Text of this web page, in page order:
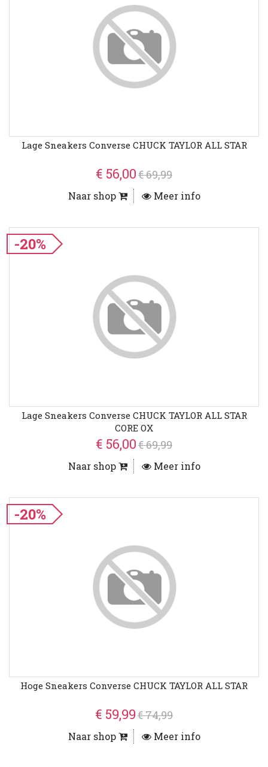
Lage Sneakers Converse CHUCK TAYLOR ALL STAR
€ 56,00€ 69,99
Naar shop Meer info
-20%
Lage Sneakers Converse CHUCK TAYLOR ALL STAR
CORE OX
€ 56,00€ 69,99
Naar shop Meer info
-20%
Hoge Sneakers Converse CHUCK TAYLOR ALL STAR
€ 59,99€ 74,99
Naar shop Meer info